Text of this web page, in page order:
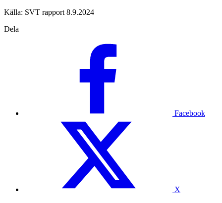
Källa: SVT rapport 8.9.2024
Dela
Facebook
X